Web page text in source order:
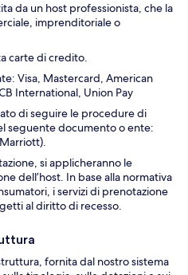
da un host professionista, che la
imprenditoriale o
carte di credito.
Visa, Mastercard, American
International, Union Pay
di seguire le procedure di
seguente documento o ente:
si applicheranno le
dell’host. In base alla normativa
i servizi di prenotazione
al diritto di recesso.
fornita dal nostro sistema